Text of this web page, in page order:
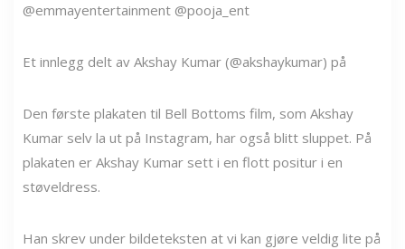
@emmayentertainment @pooja_ent
Et innlegg delt av Akshay Kumar (@akshaykumar) på
Den første plakaten til Bell Bottoms film, som Akshay
Kumar selv la ut på Instagram, har også blitt sluppet. På
plakaten er Akshay Kumar sett i en flott positur i en
støveldress.
Han skrev under bildeteksten at vi kan gjøre veldig lite på